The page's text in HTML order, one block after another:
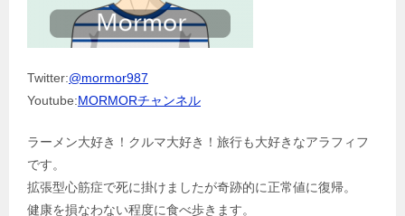
Twitter:@mormor987
Youtube:MORMORチャンネル
ラーメン大好き！クルマ大好き！旅行も大好きなアラフィフ
です。
拡張型心筋症で死に掛けましたが奇跡的に正常値に復帰。
健康を損なわない程度に食べ歩きます。